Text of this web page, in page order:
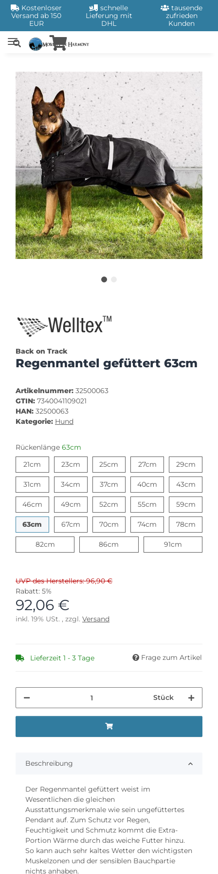
Kostenloser
Versand ab 150
EUR
schnelle
Lieferung mit
DHL
tausende
zufrieden
Kunden
Back on Track
Regenmantel gefüttert 63cm
Artikelnummer: 32500063
GTIN: 7340041109021
HAN: 32500063
Kategorie: Hund
Rückenlänge 63cm
21cm
23cm23cm 25cm 27cm27cm 29cm29cm
31cm 34cm 37cm37cm 40cm 40cm43cm43cm
46cm46cm49cm49cm52cm 55cm 59cm59cm
63cm 67cm67cm 70cm70cm 74cm 78cm78cm
82cm82cm 86cm 91cm91cm
UVP des Herstellers: 96,90 €
Rabatt: 5%
92,06 €
inkl. 19% USt. , zzgl. Versand
Lieferzeit 1 - 3 Tage Frage zum Artikel
Stück
Beschreibung
Der Regenmantel gefüttert weist im
Wesentlichen die gleichen
Ausstattungsmerkmale wie sein ungefüttertes
Pendant auf. Zum Schutz vor Regen,
Feuchtigkeit und Schmutz kommt die Extra-
Portion Wärme durch das weiche Futter hinzu.
So kann auch sehr kaltes Wetter den wichtigsten
Muskelzonen und der sensiblen Bauchpartie
nichts anhaben.